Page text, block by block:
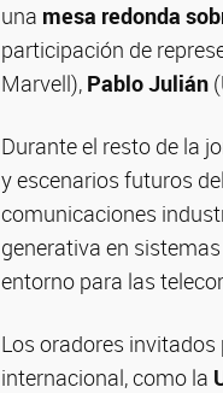
una mesa redonda
participación de
Marvell), Pablo Julián
Durante el resto de la
y escenarios futuros
comunicaciones
generativa en
entorno para las
Los oradores
internacional, como la